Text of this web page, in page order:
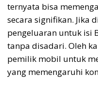
ternyata bisa
secara signifikan. Jika
pengeluaran untuk isi
tanpa disadari. Oleh
pemilik mobil untuk
yang memengaruhi